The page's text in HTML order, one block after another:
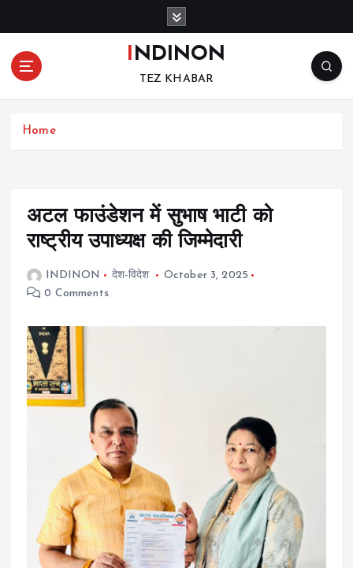
o
INDINON
TEZ KHABAR
Home
अटल फाउंडेशन में सुभाष भाटी को
राष्ट्रीय उपाध्यक्ष की जिम्मेदारी
INDINON देश-विदेश
October 3, 2025
0 Comments